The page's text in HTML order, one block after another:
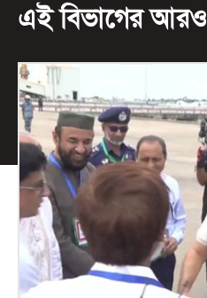
এই বিভাগের আরও